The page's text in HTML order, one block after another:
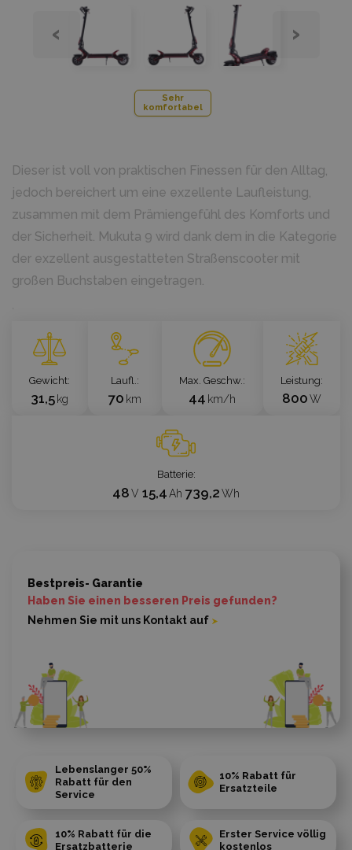
‹ ›
Sehr
komfortabel
Dieser ist voll von praktischen Finessen für den Alltag,
jedoch bereichert um eine exzellente Laufleistung,
zusammen mit dem Prämiengefühl des Komforts und
der Sicherheit. Mukuta 9 wird dank dem in die Kategorie
der exzellent ausgestatteten Straßenscooter mit
großen Buchstaben eingetragen.
`
Gewicht
31,5 kg
Laufl.
70 km
Max. Geschw.
44 km/h
Leistung
800W
Batterie
48V 15,4Ah 739,2Wh
Bestpreis- Garantie
Haben Sie einen besseren Preis gefunden?
Nehmen Sie mit uns Kontakt auf
Lebenslanger 50%
Rabatt für den
Service
10% Rabatt für
Ersatzteile
10% Rabatt für die
Ersatzbatterie
Erster Service völlig
kostenlos